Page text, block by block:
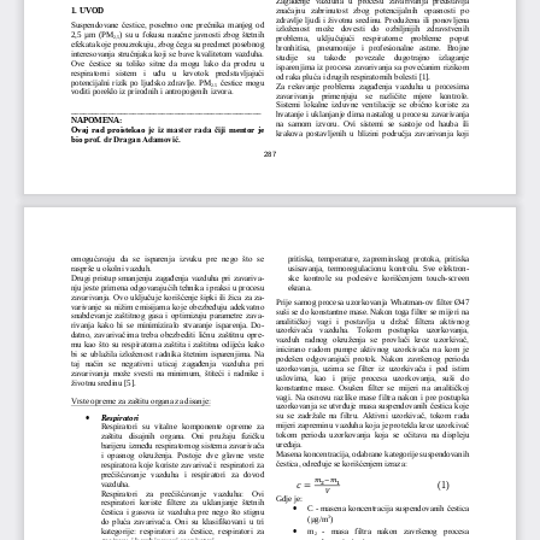
1. UVOD
Suspendovane čestice, posebno one prečnika  manjeg  od
2,5  μm  (PM2,5)  su u fokusu naučne javnosti zbog štetnih
efekata koje prouzrokuju, zbog čega su predmet posebnog
interesovanja stručnjaka koji se bave kvalitetom vazduha.
Ove  čestice  su  toliko  sitne  da  mogu  lako  da  prodru  u
respiratorni  sistem  i  uđu  u  krvotok  predstavljajući
potencijalni rizik po ljudsko zdravlje. PM2.5 čestice mogu
voditi poreklo iz prirodnih i antropogenih izvora.
NAPOMENA:
Ovaj  rad  proistekao je iz master rada čiji mentor  je
bio prof. dr Dragan Adamović.
značajnu  zabrinutost  zbog  potencijalnih  opasnosti  po
zdravlje  ljudi i životnu sredinu. Produžena ili ponovljena
izloženost  može  dovesti  do  ozbiljnijih  zdravstvenih
problema,  uključujući  respiratorne  probleme  poput
bronhitisa,   pneumonije   i   profesionalne   astme.   Brojne
studije  su  takođe  povezale  dugotrajno  izlaganje
isparenjima iz  procesa zavarivanja sa povećanim rizikom
od raka pluća i drugih respiratornih bolesti [1]
Za  rešavanje  problema  zagađenja  vazduha  u procesima
zavarivanja  primenjuju  se  različite  mjere    kontrole.
Sistemi lokalne izduvne ventilacije se obično koriste za
hvatanje i uklanjanje dima nastalog u procesu zavarivanja
na  samom  izvoru.  Ovi  sistemi  se  sastoje  od  hauba  ili
krakova  postavljenih  u  blizini područja zavarivanja koji
287
omogućavaju  da  se  isparenja  izvuku  pre  nego  što  se
rasprše u okolni vazduh.
Drugi pristup smanjenju zagađenja vazduha pri zavariva-
nju jeste primena odgovarajućih tehnika i praksi u procesu
zavarivanja. Ovo uključuje korišćenje šipki ili žica za za-
varivanje sa nižim emisijama koje obezbeđuju adekvatno
snabdevanje zaštitnog gasa i optimizuju parametre zava-
rivanja  kako  bi  se  minimiziralo  stvaranje  isparenja.  Do-
datno, zavarivačima treba obezbediti ličnu zaštitnu opre-
mu kao što  su  respiratorna zaštita i zaštitna odijeća kako
bi se ublažila izloženost
  radnika
štetnim isparenjima.  Na
taj  način  se  negativni  uticaj  zagađenja  vazduha  pri
zavarivanju može svesti na minimum, štiteći i radnike i
životnu sredinu [5]
Vrste opreme za zaštitu organa za disanje:

Respiratori
Respiratori  su  vitalne  komponente  opreme  za
zaštitu  disajnih  organa.  Oni  pružaju  fizičku
barijeru između respiratornog sistema zavarivača
i  opasnog  okruženja.  Postoje  dve  glavne  vrste
respiratora  koje  koriste zavarivači: respiratori  za
prečišćavanje  vazduha
   i   respiratori   za   dovod
vazduha.
Respiratori  za  prečišćavanje  vazduha:  Ovi
respiratori  koriste  filtere  za  uklanjanje  štetnih
čestica i gasova iz vazduha pre nego što stignu
do pluća zavarivača. Oni su klasifikovani  u  tri
kategorije:  respiratori  za  čestice,  respiratori  za
pritiska,  temperature,  zapreminskog  protoka,  pritiska
usisavanja,  termoregulacionu  kontrolu.  Sve  elektron-
ske  kontrole  su  podesive  korišćenjem  touch -screen
ekrana.
Prije  samog  procesa  uzorkovanja  Whatman-ov  filter  Ø47
suši se do konstantne mase. Nakon toga filter se mijeri na
analitičkoj  vagi  i  postavlja  u  držač  filtera  aktivnog
uzorkivača  vazduha.  Tokom  postupka  uzorkovanja,
vazduh  radnog  okruženja  se  provlači  kroz  uzorkivač,
inicirano radom pumpe aktivnog uzorkivača na kom je
podešen odgovarajući protok. Nakon završenog perioda
uzorkovanja,  uzima  se  filter  iz  uzorkivača  i  pod  istim
uslovima,   kao   i   prije  procesa  uzorkovanja,  suši  do
konstantne  mase.  Osušen  filter  se  mijeri  na  analitičkoj
vagi.  Na  osnovu  razlike  mase  filtra  nakon  i  pre  postupka
uzorkovanja se utvrđuje masa suspendovanih čestica koje
su se zadržale na filtru. Aktivni uzorkivač, tokom rada
mijeri zapreminu vazduha koja je protekla kroz uzorkivač
tokom  perioda  uzorkovanja  koja  se  očitava  na  displeju
uređaja.
Masena koncentracija, odabrane kategorije suspendovanih
čestica, određuje se korišćenjem izraza:
𝑐 = 𝑚2−𝑚1
𝑉
(1)
Gdje je:

C - masena koncentracija suspendovanih čestica
(μg/m3)

m 2
masa  filtra  nakon  završenog  procesa